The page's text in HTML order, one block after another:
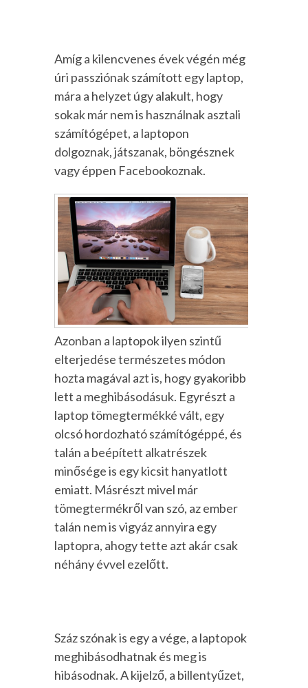
Amíg a kilencvenes évek végén még
úri passziónak számított egy laptop,
mára a helyzet úgy alakult, hogy
sokak már nem is használnak asztali
számítógépet, a laptopon
dolgoznak, játszanak, böngésznek
vagy éppen Facebookoznak.
Azonban a laptopok ilyen szintű
elterjedése természetes módon
hozta magával azt is, hogy gyakoribb
lett a meghibásodásuk. Egyrészt a
laptop tömegtermékké vált, egy
olcsó hordozható számítógéppé, és
talán a beépített alkatrészek
minősége is egy kicsit hanyatlott
emiatt. Másrészt mivel már
tömegtermékről van szó, az ember
talán nem is vigyáz annyira egy
laptopra, ahogy tette azt akár csak
néhány évvel ezelőtt.
Száz szónak is egy a vége, a laptopok
meghibásodhatnak és meg is
hibásodnak. A kijelző, a billentyűzet,